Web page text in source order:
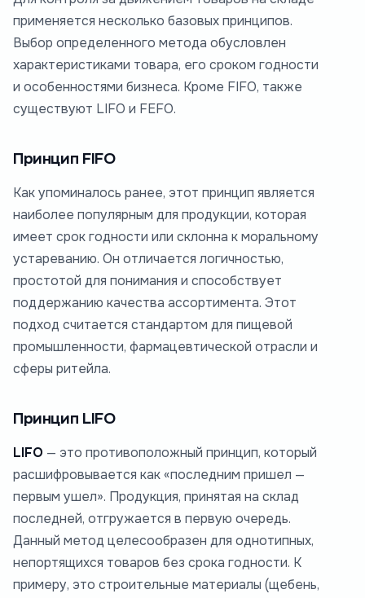
применяется несколько базовых принципов.
Выбор определенного метода обусловлен
характеристиками товара, его сроком годности
и особенностями бизнеса. Кроме FIFO, также
существуют LIFO и FEFO.
Принцип FIFO
Как упоминалось ранее, этот принцип является
наиболее популярным для продукции, которая
имеет срок годности или склонна к моральному
устареванию. Он отличается логичностью,
простотой для понимания и способствует
поддержанию качества ассортимента. Этот
подход считается стандартом для пищевой
промышленности, фармацевтической отрасли и
сферы ритейла.
Принцип LIFO
LIFO — это противоположный принцип, который
расшифровывается как «последним пришел —
первым ушел». Продукция, принятая на склад
последней, отгружается в первую очередь.
Данный метод целесообразен для однотипных,
непортящихся товаров без срока годности. К
примеру, это строительные материалы (щебень,